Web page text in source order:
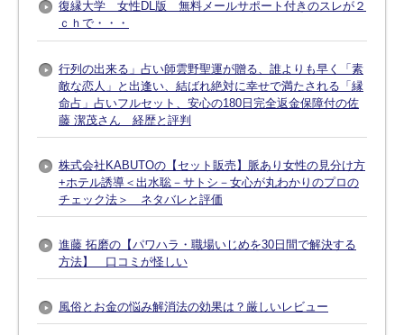
復縁大学 女性DL版 無料メールサポート付きのスレが２
ｃｈで・・・
行列の出来る」占い師雲野聖運が贈る、誰よりも早く「素
敵な恋人」と出逢い、結ばれ絶対に幸せで満たされる「縁
命占」占いフルセット、安心の180日完全返金保障付の佐
藤 潔茂さん 経歴と評判
株式会社KABUTOの【セット販売】脈あり女性の見分け方
+ホテル誘導＜出水聡－サトシ－女心が丸わかりのプロの
チェック法＞ ネタバレと評価
進藤 拓磨の【パワハラ・職場いじめを30日間で解決する
方法】 口コミが怪しい
風俗とお金の悩み解消法の効果は？厳しいレビュー